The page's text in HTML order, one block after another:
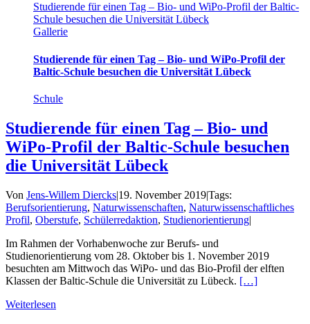
Studierende für einen Tag – Bio- und WiPo-Profil der Baltic-
Schule besuchen die Universität Lübeck
Gallerie
Studierende für einen Tag – Bio- und WiPo-Profil der
Baltic-Schule besuchen die Universität Lübeck
Schule
Studierende für einen Tag – Bio- und
WiPo-Profil der Baltic-Schule besuchen
die Universität Lübeck
Von Jens-Willem Diercks|19. November 2019|Tags:
Berufsorientierung, Naturwissenschaften, Naturwissenschaftliches
Profil, Oberstufe, Schülerredaktion, Studienorientierung|
Im Rahmen der Vorhabenwoche zur Berufs- und
Studienorientierung vom 28. Oktober bis 1. November 2019
besuchten am Mittwoch das WiPo- und das Bio-Profil der elften
Klassen der Baltic-Schule die Universität zu Lübeck. […]
Weiterlesen